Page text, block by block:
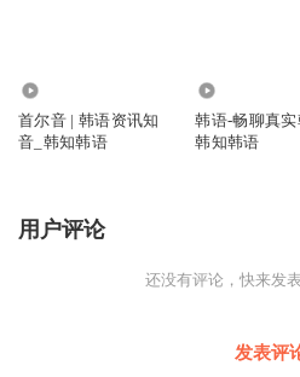
首尔音 | 韩语资讯知
音_韩知韩语
韩语-畅聊真实
韩知韩语
用户评论
还没有评论，快来发
发表评